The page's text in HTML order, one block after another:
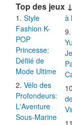
Top des jeux ↓
Style
Fashion K-
POP
Princesse:
Défilé de
Mode Ultime
Vélo des
Profondeurs:
L'Aventure
Sous-Marine
à